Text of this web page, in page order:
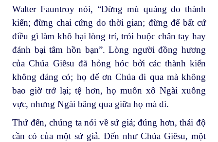
Walter Fauntroy nói, “Đừng mù quáng do thành
kiến; đừng chai cứng do thời gian; đừng để bất cứ
điều gì làm khô bại lòng trí, trói buộc chân tay hay
đánh bại tâm hồn bạn”. Lòng người đồng hương
của Chúa Giêsu đã hỏng hóc bởi các thành kiến
không đáng có; họ để ơn Chúa đi qua mà không
bao giờ trở lại; tệ hơn, họ muốn xô Ngài xuống
vực, nhưng Ngài băng qua giữa họ mà đi.
Thứ đến, chúng ta nói về sứ giả; đúng hơn, thái độ
cần có của một sứ giả. Đến như Chúa Giêsu, một